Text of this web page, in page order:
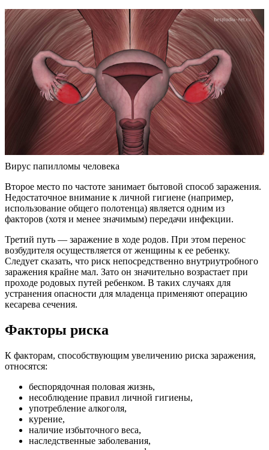
Вирус папилломы человека
Второе место по частоте занимает бытовой способ заражения.
Недостаточное внимание к личной гигиене (например,
использование общего полотенца) является одним из
факторов (хотя и менее значимым) передачи инфекции.
Третий путь — заражение в ходе родов. При этом перенос
возбудителя осуществляется от женщины к ее ребенку.
Следует сказать, что риск непосредственно внутриутробного
заражения крайне мал. Зато он значительно возрастает при
проходе родовых путей ребенком. В таких случаях для
устранения опасности для младенца применяют операцию
кесарева сечения.
Факторы риска
К факторам, способствующим увеличению риска заражения,
относятся:
беспорядочная половая жизнь,
несоблюдение правил личной гигиены,
употребление алкоголя,
курение,
наличие избыточного веса,
наследственные заболевания,